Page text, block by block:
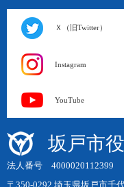
Ｘ（旧Twitter）
Instagram
YouTube
坂戸市
法人番号 4000020112399
〒350-0292 埼玉県坂戸市千